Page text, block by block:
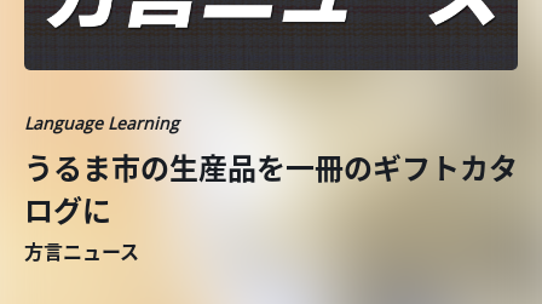
Language Learning
うるま市の生産品を一冊のギフトカタ
ログに
方言ニュース